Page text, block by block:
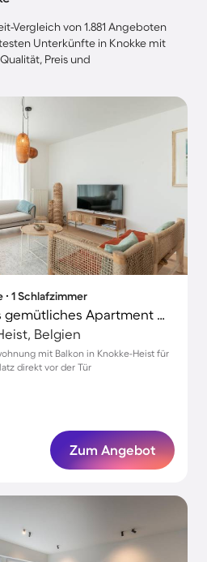
Vergleich von 1.881 Angeboten
Unterkünfte in Knokke mit
Preis und
∙ 1 Schlafzimmer
Familienorientiertes gemütliches Apartment mit Terrasse
Belgien
mit Balkon in Knokke-Heist für
direkt vor der Tür
Zum Angebot